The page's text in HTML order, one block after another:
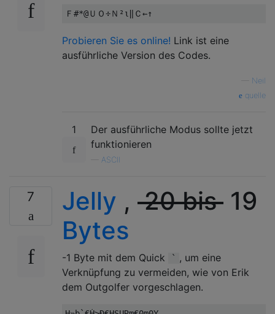
Probieren Sie es online! Link ist eine
ausführliche Version des Codes.
Neil
quelle
1
Der ausführliche Modus sollte jetzt
funktionieren
ASCII
7 Jelly , 20 bis 19
Bytes
-1 Byte mit dem Quick ` , um eine
Verknüpfung zu vermeiden, wie von Erik
dem Outgolfer vorgeschlagen.